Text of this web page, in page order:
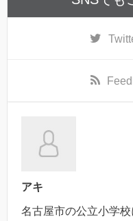
アキ
名古屋市の公立小学